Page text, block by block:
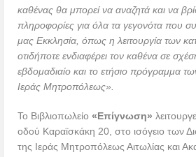
καθένας θα μπορεί να αναζητά και να
πληροφορίες για όλα τα γεγονότα που
μας Εκκλησία, όπως η λειτουργία των
οτιδήποτε ενδιαφέρει τον καθένα σε
εβδομαδιαίο και το ετήσιο πρόγραμμα
Ιεράς Μητροπόλεως».
Το Βιβλιοπωλείο«Επίγνωση»
οδού Καραϊσκάκη 20, στο ισόγειο των
της Ιεράς Μητροπόλεως Αιτωλίας και